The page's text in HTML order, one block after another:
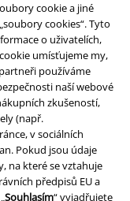
cookie a jiné
cookies“. Tyto
o uživatelích,
umísťujeme my,
používáme
naší webové
zkušeností,
(např.
v sociálních
Pokud jsou údaje
na které se vztahuje
předpisů EU a
Souhlasím“ vyjadřujete